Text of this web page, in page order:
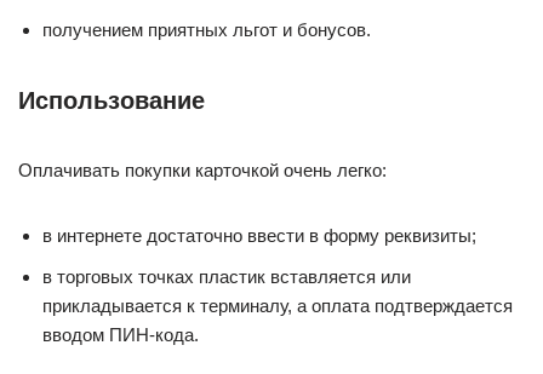
получением приятных льгот и бонусов.
Использование
Оплачивать покупки карточкой очень легко:
в интернете достаточно ввести в форму реквизиты;
в торговых точках пластик вставляется или
прикладывается к терминалу, а оплата подтверждается
вводом ПИН-кода.